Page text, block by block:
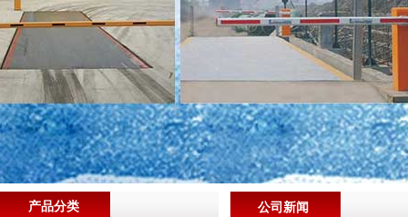
公司新闻
产品分类